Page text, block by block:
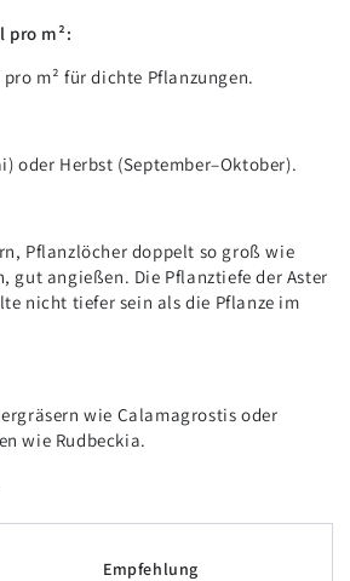
pro m²:
pro m² für dichte Pflanzungen.
oder Herbst (September–Oktober).
Pflanzlöcher doppelt so groß wie
gut angießen. Die Pflanztiefe der Aster
nicht tiefer sein als die Pflanze im
wie Calamagrostis oder
wie Rudbeckia.
Empfehlung